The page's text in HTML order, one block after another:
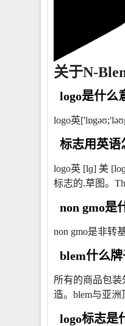
关于N-
logo是什么
logo英
标志用英语
logo英 [lɡ] 美
标志的.草图。
non gmo是
non gmo是非转
blem什么牌
所有的商品包
造。blem与亚洲
logo标志是